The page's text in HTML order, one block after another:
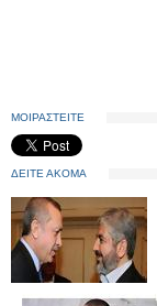
ΜΟΙΡΑΣΤΕΙΤΕ
ΔΕΙΤΕ ΑΚΟΜΑ